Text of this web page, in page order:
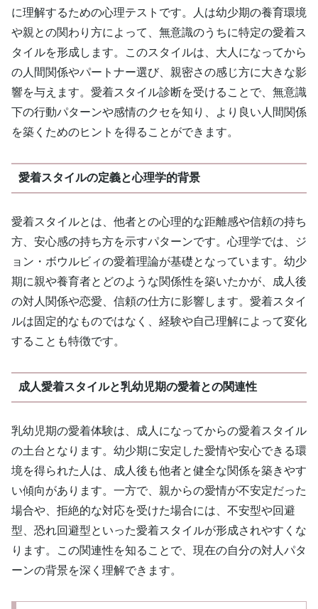
に理解するための心理テストです。人は幼少期の養育環境
や親との関わり方によって、無意識のうちに特定の愛着ス
タイルを形成します。このスタイルは、大人になってから
の人間関係やパートナー選び、親密さの感じ方に大きな影
響を与えます。愛着スタイル診断を受けることで、無意識
下の行動パターンや感情のクセを知り、より良い人間関係
を築くためのヒントを得ることができます。
愛着スタイルの定義と心理学的背景
愛着スタイルとは、他者との心理的な距離感や信頼の持ち
方、安心感の持ち方を示すパターンです。心理学では、ジ
ョン・ボウルビィの愛着理論が基礎となっています。幼少
期に親や養育者とどのような関係性を築いたかが、成人後
の対人関係や恋愛、信頼の仕方に影響します。愛着スタイ
ルは固定的なものではなく、経験や自己理解によって変化
することも特徴です。
成人愛着スタイルと乳幼児期の愛着との関連性
乳幼児期の愛着体験は、成人になってからの愛着スタイル
の土台となります。幼少期に安定した愛情や安心できる環
境を得られた人は、成人後も他者と健全な関係を築きやす
い傾向があります。一方で、親からの愛情が不安定だった
場合や、拒絶的な対応を受けた場合には、不安型や回避
型、恐れ回避型といった愛着スタイルが形成されやすくな
ります。この関連性を知ることで、現在の自分の対人パタ
ーンの背景を深く理解できます。